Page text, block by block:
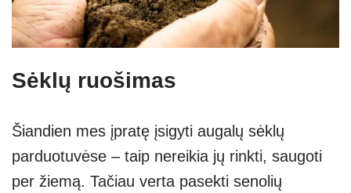
Sėklų ruošimas
Šiandien mes įpratę įsigyti augalų sėklų
parduotuvėse – taip nereikia jų rinkti, saugoti
per žiemą. Tačiau verta pasekti senolių